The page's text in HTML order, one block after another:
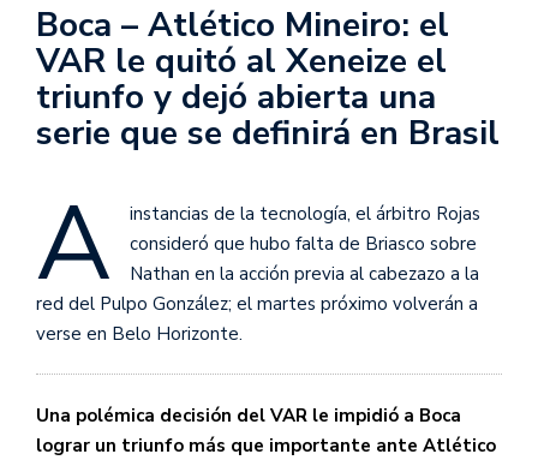
Boca – Atlético Mineiro: el
VAR le quitó al Xeneize el
triunfo y dejó abierta una
serie que se definirá en Brasil
A
instancias de la tecnología, el árbitro Rojas
consideró que hubo falta de Briasco sobre
Nathan en la acción previa al cabezazo a la
red del Pulpo González; el martes próximo volverán a
verse en Belo Horizonte.
Una polémica decisión del VAR le impidió a Boca
lograr un triunfo más que importante ante Atlético